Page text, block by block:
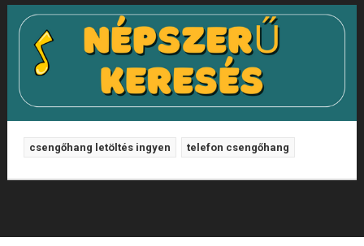
csengőhang letöltés ingyen telefon csengőhang